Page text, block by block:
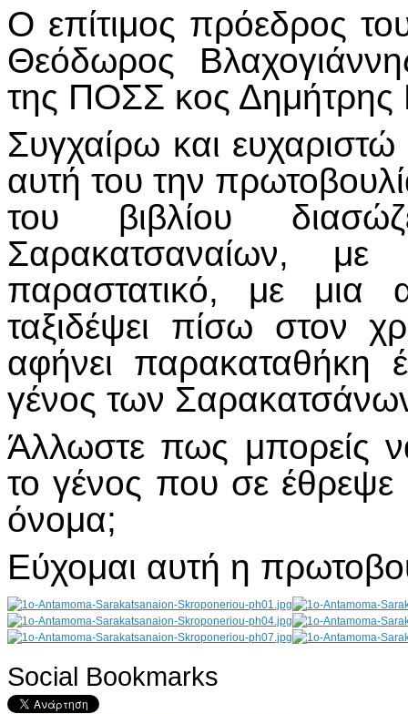
Ο επίτιμος πρόεδρος
Θεόδωρος
της ΠΟΣΣ κος Δημήτρης
Συγχαίρω και
αυτή του την
του βιβλίου
Σαρακατσαναίων,
παραστατικό, με μια
ταξιδέψει πίσω στον
αφήνει παρακαταθήκη
γένος των
Άλλωστε πως μπορείς
το γένος που σε
όνομα;
Εύχομαι αυτή η
AdmirorGallery 4.5.0, author/s Vasiljevski& Kekeljevic
Social Bookmarks